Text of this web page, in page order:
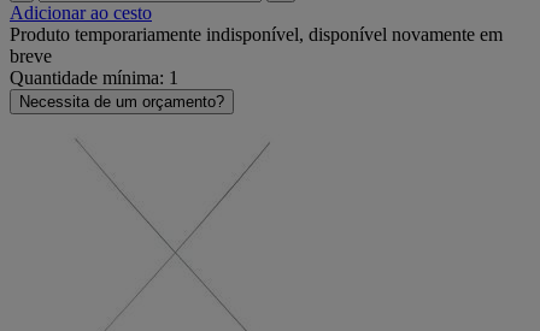
Adicionar ao cesto
Produto temporariamente indisponível, disponível novamente em
breve
Quantidade mínima: 1
Necessita de um orçamento?